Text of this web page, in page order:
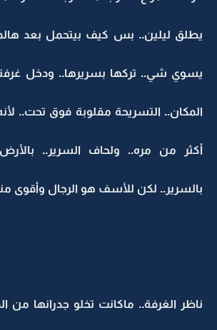
يطلق ليلين.. بس كيف بيتحمل بعد
يسوي شي.. تركها بسريرها.. ودخل غرفته
المكان.. التسريحة مقلوبة فوق تحت..
أكثر من مره.. ولحاف السرير..
بالسرير.. لكن للأسف هو الرجال وأقوى
ناظر الغرفة.. ماكانت تخلو جدرانها من